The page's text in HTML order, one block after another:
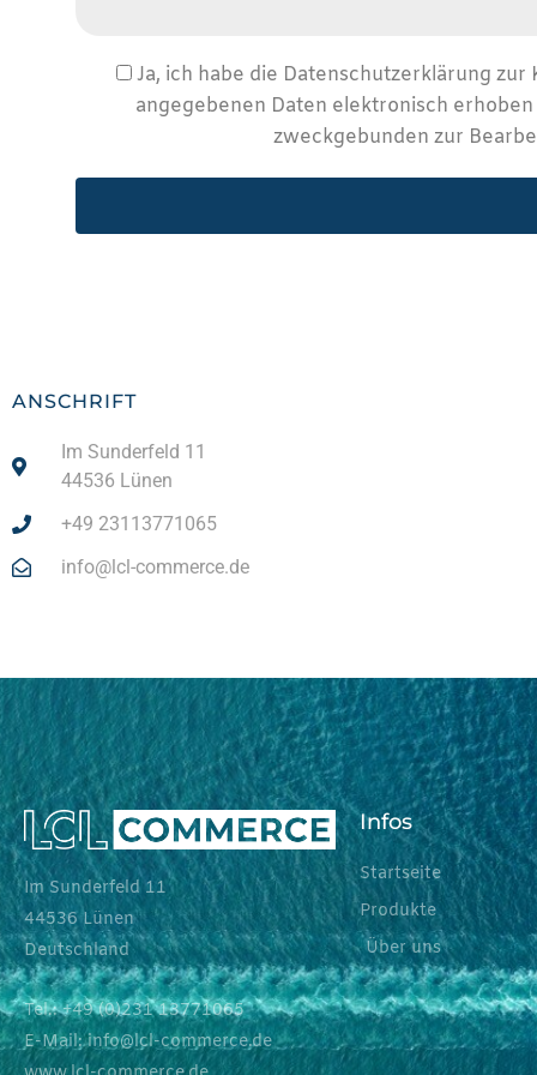
Ja, ich habe die Datenschutzerklärung
angegebenen Daten elektronisch
zweckgebunden zur
ANSCHRIFT
Im Sunderfeld 11
44536 Lünen
+49 23113771065
info@lcl-commerce.de
Im Sunderfeld 11
44536 Lünen
Deutschland
Tel.: +49 (0)231 13771065
E-Mail: info@lcl-commerce.de
Infos
Startseite
Produkte
Über uns